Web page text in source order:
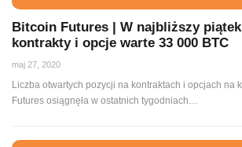
Bitcoin Futures | W najbliższy
kontrakty i opcje warte 33 000 BTC
maj 27, 2020
Liczba otwartych pozycji na kontraktach i opcjach na
Futures osiągnęła w ostatnich tygodniach…